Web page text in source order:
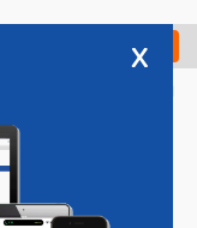
Check in
x